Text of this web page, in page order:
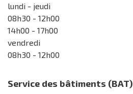
lundi - jeudi
08h30 - 12h00
14h00 - 17h00
vendredi
08h30 - 12h00
Service des bâtiments (BAT)